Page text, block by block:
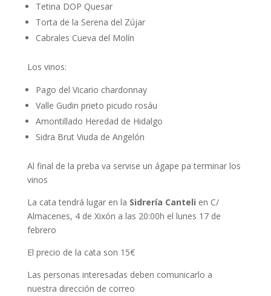
Tetina DOP Quesar
Torta de la Serena del Zújar
Cabrales Cueva del Molín
Los vinos:
Pago del Vicario chardonnay
Valle Gudin prieto picudo rosáu
Amontillado Heredad de Hidalgo
Sidra Brut Viuda de Angelón
Al final de la preba va servise un ágape pa terminar los
vinos
La cata tendrá lugar en la Sidrería Canteli en C/
Almacenes, 4 de Xixón a las 20:00h el lunes 17 de
febrero
El precio de la cata son 15€
Las personas interesadas deben comunicarlo a
nuestra dirección de correo